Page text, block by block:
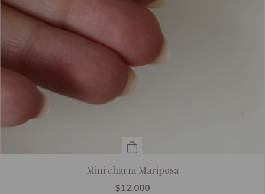
Mini charm Mariposa
$12.000